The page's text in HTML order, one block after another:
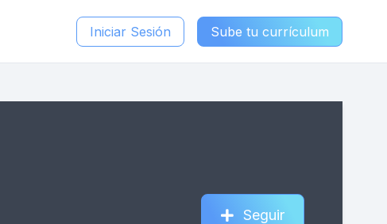
Iniciar Sesión Sube tu currículum
Seguir